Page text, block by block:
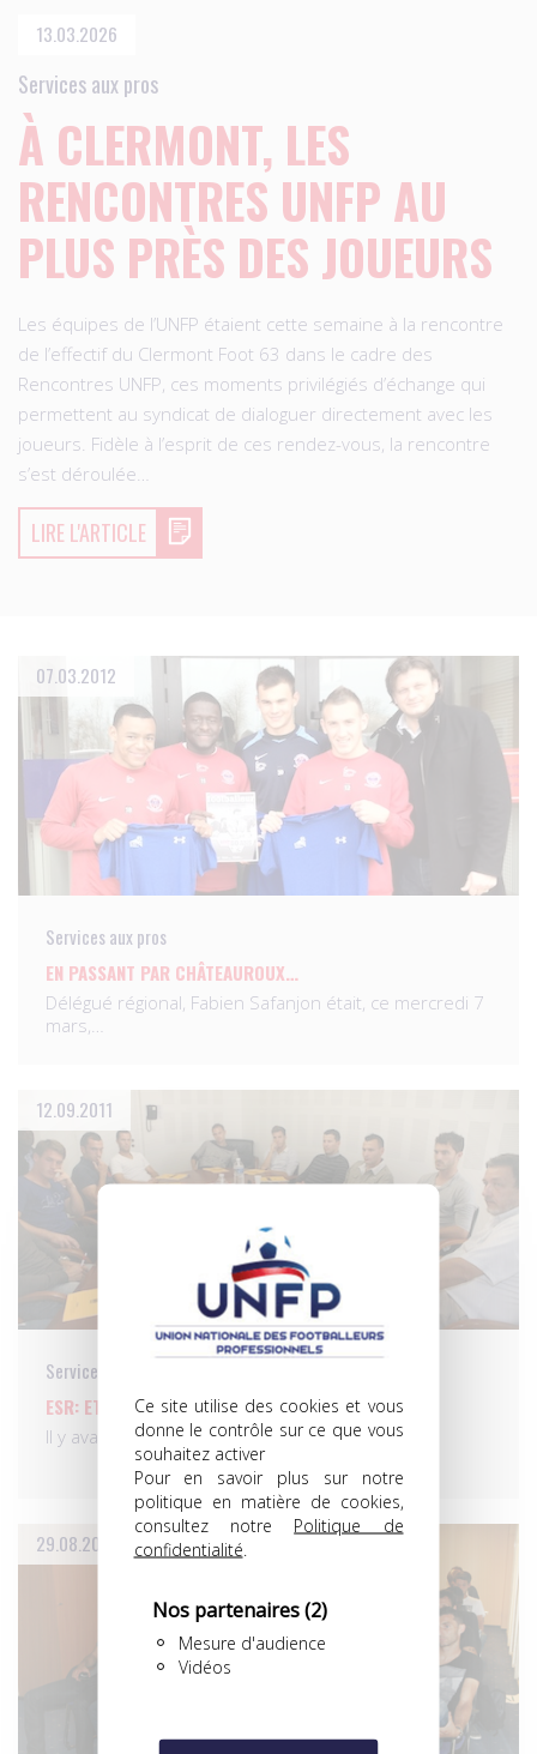
Ce site utilise des cookies et vous
donne le contrôle sur ce que vous
souhaitez activer
Pour en savoir plus sur notre
politique en matière de cookies,
consultez notre Politique de
confidentialité
Nos partenaires(2)
Mesure d'audience
Vidéos
13.03.2026
Services aux pros
À CLERMONT, LES
RENCONTRES UNFP AU
PLUS PRÈS DES JOUEURS
Les équipes de l’UNFP étaient cette semaine à la rencontre
de l’effectif du Clermont Foot 63 dans le cadre des
Rencontres UNFP, ces moments privilégiés d’échange qui
permettent au syndicat de dialoguer directement avec les
joueurs. Fidèle à l’esprit de ces rendez-vous, la rencontre
s’est déroulée…
LIRE L'ARTICLE
07.03.2012
Services aux pros
EN PASSANT PAR CHÂTEAUROUX…
Délégué régional, Fabien Safanjon était, ce mercredi 7
mars,…
12.09.2011
Services aux pros
ESR: ET UNE… ET DEUX… ET TROIS FORMATIONS!
Il y avait du monde, ce lundi, dans les…
29.08.2011